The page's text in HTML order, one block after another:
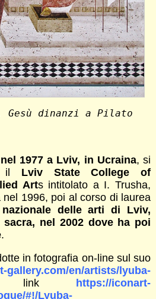
Gesù dinanzi a Pilato
1977 a Lviv, in Ucraina, si
il Lviv State College of
Arts intitolato a I. Trusha,
1996, poi al corso di laurea
nazionale delle arti di Lviv,
nel 2002 dove ha poi
.
in fotografia on-line sul suo
gallery.com/en/artists/lyuba-
link https://iconart-
#!/Lyuba-